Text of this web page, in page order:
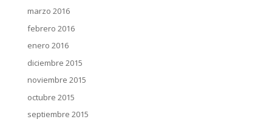
marzo 2016
febrero 2016
enero 2016
diciembre 2015
noviembre 2015
octubre 2015
septiembre 2015